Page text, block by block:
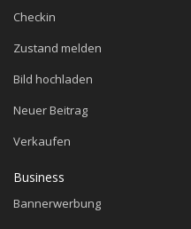
Checkin
Zustand melden
Bild hochladen
Neuer Beitrag
Verkaufen
Business
Bannerwerbung